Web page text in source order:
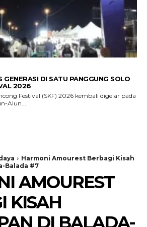
GENERASI DI SATU PANGGUNG SOLO
2026
Festival (SKF) 2026 kembali digelar pada
Alun...